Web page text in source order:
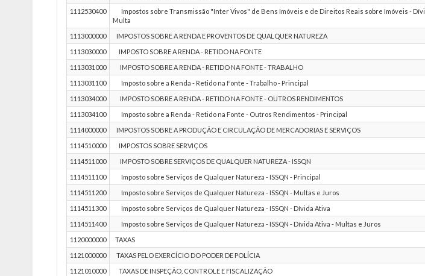
1112530400
Impostos sobre Transmissão "Inter Vivos" de Bens Imóveis e de Direitos Reais sobre Imóveis -
Multa
1113000000 IMPOSTOS SOBRE A RENDA E PROVENTOS DE QUALQUER NATUREZA
1113030000
IMPOSTO SOBRE A RENDA - RETIDO NA FONTE
1113031000
IMPOSTO SOBRE A RENDA - RETIDO NA FONTE - TRABALHO
1113031100
Imposto sobre a Renda - Retido na Fonte - Trabalho - Principal
1113034000
IMPOSTO SOBRE A RENDA - RETIDO NA FONTE - OUTROS RENDIMENTOS
1113034100
Imposto sobre a Renda - Retido na Fonte - Outros Rendimentos - Principal
1114000000
IMPOSTOS SOBRE A PRODUÇÃO E CIRCULAÇÃO DE MERCADORIAS E SERVIÇOS
1114510000
IMPOSTOS SOBRE SERVIÇOS
1114511000
IMPOSTO SOBRE SERVIÇOS DE QUALQUER NATUREZA - ISSQN
1114511100
Imposto sobre Serviços de Qualquer Natureza - ISSQN - Principal
1114511200
Imposto sobre Serviços de Qualquer Natureza - ISSQN - Multas e Juros
1114511300
Imposto sobre Serviços de Qualquer Natureza - ISSQN - Dívida Ativa
1114511400
Imposto sobre Serviços de Qualquer Natureza - ISSQN - Dívida Ativa - Multas e Juros
1120000000
TAXAS
1121000000
TAXAS PELO EXERCÍCIO DO PODER DE POLÍCIA
1121010000
TAXAS DE INSPEÇÃO, CONTROLE E FISCALIZAÇÃO